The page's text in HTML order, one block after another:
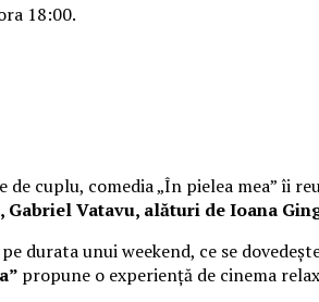
18:00.
cuplu, comedia „În pielea mea” îi
Vatavu, alături de Ioana
durata unui weekend, ce se
propune o experiență de cinema